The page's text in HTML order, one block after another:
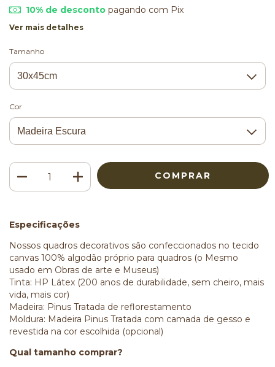
10% de descontopagando com Pix
Ver mais detalhes
Tamanho
Cor
Especificações
Nossos quadros decorativos são confeccionados no tecido
canvas 100% algodão próprio para quadros (o Mesmo
usado em Obras de arte e Museus)
Tinta: HP Látex (200 anos de durabilidade, sem cheiro, mais
vida, mais cor)
Madeira: Pinus Tratada de reflorestamento
Moldura: Madeira Pinus Tratada com camada de gesso e
revestida na cor escolhida (opcional)
Qual tamanho comprar?